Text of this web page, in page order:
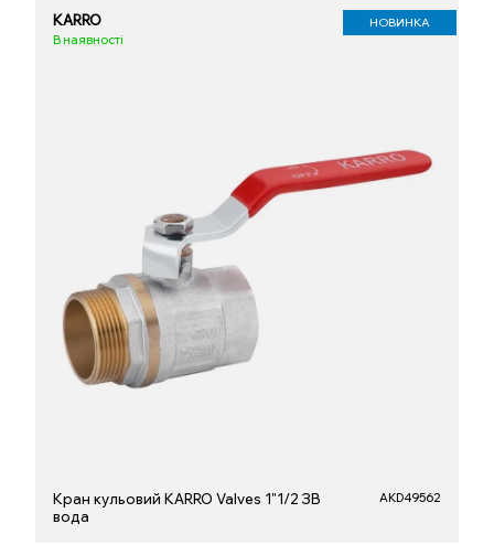
KARRO
В наявності
НОВИНКА
Кран кульовий KARRO Valves 1"1/2 ЗВ
вода
AKD49562